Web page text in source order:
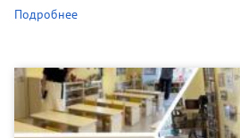
Подробнее